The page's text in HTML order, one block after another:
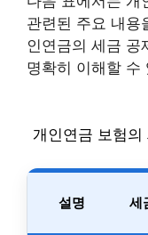
관련된 주요 내용
인연금의 세금 공
명확히 이해할 수
개인연금 보험의
설명 세